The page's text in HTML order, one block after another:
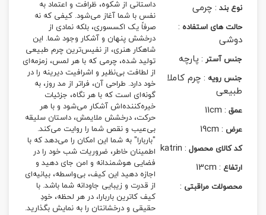
نوع بند :چرمی
حالت های استفاده :
دوشی
جنس آستر :پارچه
جنس رویه :چرم کاملا
طبیعی
عمق :
11cm
عرض :
19cm
کد کالای محصول :
katrin
ارتفاع :
13cm
محصولات مراقبتی :
داستانی از شکوه، ظرافت و اعتماد به
نفس با شما آغاز می‌شود. کیفی که نه
صرفاً یک اکسسوری، بلکه نمادی از
درخشش پنهان و آشکار وجود شما. این
شاهکار هنری، از نفیس‌ترین چرم طبیعی
تولید شده، چرمی که با هر لمس، زمزمه‌ای
از لطافت بی‌نظیر و اشرافیت دیرینه را در
خود دارد. طراحی آن، فراتر از مد روز، به
گونه‌ای است که با هر نگاه، جزئیات
خیره‌کننده‌اش آشکار می‌شود و با هر
حرکت، درخشش ملایمش، داستان سلیقه
بی‌عیب و نقص شما را روایت می‌کند.
"باربارا" به شما این امکان را می‌دهد که با
اطمینان خاطر، ضروریات شب خود را در
فضایی هوشمندانه و امن جای دهید و
اجازه دهید این کیف، بی‌واسطه، بیانیه‌ای
از قدرت و زیبایی جاودانه شما باشد. با
کیف کاترین باربارا، در هر لحظه، خودِ
حقیقی و درخشانتان را به نمایش بگذارید.